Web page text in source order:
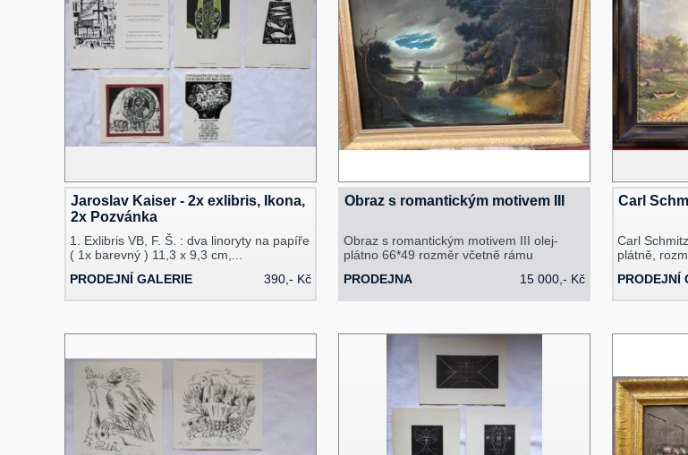
Jaroslav Kaiser - 2x exlibris, Ikona,
2x Pozvánka
1. Exlibris VB, F. Š. : dva linoryty na papíře
( 1x barevný ) 11,3 x 9,3 cm,...
PRODEJNÍ GALERIE
390,- Kč
Obraz s romantickým motivem III
Obraz s romantickým motivem III olej-
plátno 66*49 rozměr včetně rámu
PRODEJNA
15 000,- Kč
Carl
Carl
plátně,
PRODEJNÍ